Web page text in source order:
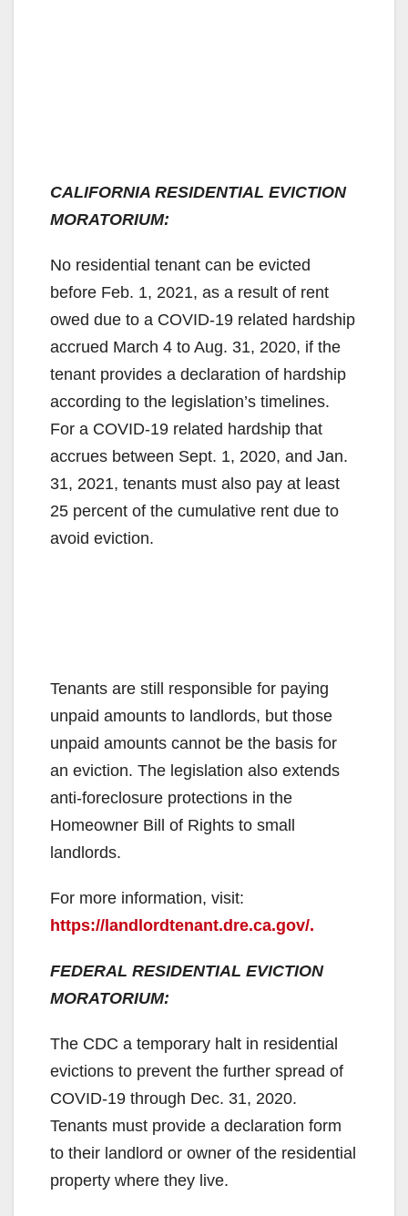
CALIFORNIA RESIDENTIAL EVICTION
MORATORIUM:
No residential tenant can be evicted
before Feb. 1, 2021, as a result of rent
owed due to a COVID-19 related hardship
accrued March 4 to Aug. 31, 2020, if the
tenant provides a declaration of hardship
according to the legislation’s timelines.
For a COVID-19 related hardship that
accrues between Sept. 1, 2020, and Jan.
31, 2021, tenants must also pay at least
25 percent of the cumulative rent due to
avoid eviction.
Tenants are still responsible for paying
unpaid amounts to landlords, but those
unpaid amounts cannot be the basis for
an eviction. The legislation also extends
anti-foreclosure protections in the
Homeowner Bill of Rights to small
landlords.
For more information, visit:
https://landlordtenant.dre.ca.gov/.
FEDERAL RESIDENTIAL EVICTION
MORATORIUM:
The CDC a temporary halt in residential
evictions to prevent the further spread of
COVID-19 through Dec. 31, 2020.
Tenants must provide a declaration form
to their landlord or owner of the residential
property where they live.